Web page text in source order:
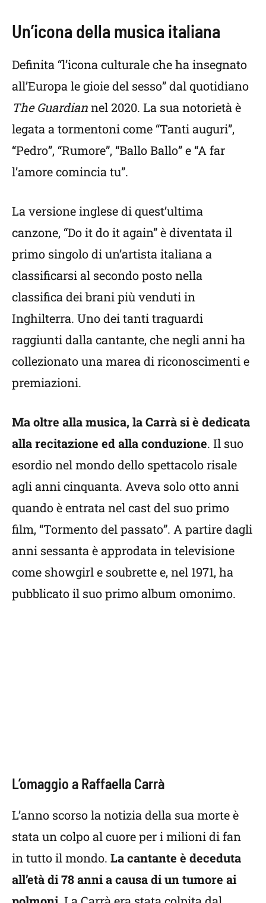
Un’icona della musica italiana
Definita “l’icona culturale che ha insegnato
all’Europa le gioie del sesso” dal quotidiano
The Guardiannel 2020. La sua notorietà è
legata a tormentoni come “Tanti auguri”,
“Pedro”, “Rumore”, “Ballo Ballo” e “A far
l’amore comincia tu”.
La versione inglese di quest’ultima
canzone, “Do it do it again” è diventata il
primo singolo di un’artista italiana a
classificarsi al secondo posto nella
classifica dei brani più venduti in
Inghilterra. Uno dei tanti traguardi
raggiunti dalla cantante, che negli anni ha
collezionato una marea di riconoscimenti e
premiazioni.
Ma oltre alla musica, la Carrà si è dedicata
alla recitazione ed alla conduzione. Il suo
esordio nel mondo dello spettacolo risale
agli anni cinquanta. Aveva solo otto anni
quando è entrata nel cast del suo primo
film, “Tormento del passato”. A partire dagli
anni sessanta è approdata in televisione
come showgirl e soubrette e, nel 1971, ha
pubblicato il suo primo album omonimo.
L’omaggio a Raffaella Carrà
L’anno scorso la notizia della sua morte è
stata un colpo al cuore per i milioni di fan
in tutto il mondo. La cantante è deceduta
all’età di 78 anni a causa di un tumore ai